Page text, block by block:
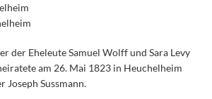
der Eheleute Samuel Wolff und Sara Levy
am 26. Mai 1823 in Heuchelheim
Joseph Sussmann.